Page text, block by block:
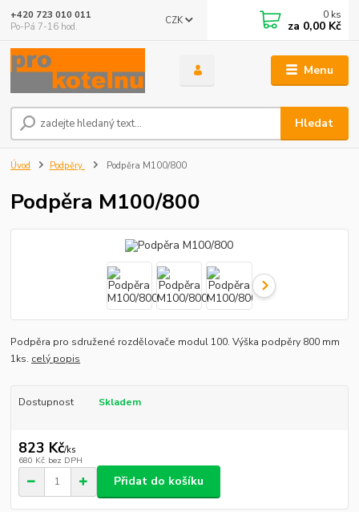
Menu
CZK
Hledat
+420 723 010 011
Po-Pá 7-16 hod.
0 ks
za 0,00 Kč
Úvod Podpěry Podpěra M100/800
Podpěra M100/800
Podpěra pro sdružené rozdělovače modul 100. Výška podpěry 800 mm
1ks. celý popis
Dostupnost Skladem
823 Kč/ks
680 Kč bez DPH
Přidat do košíku